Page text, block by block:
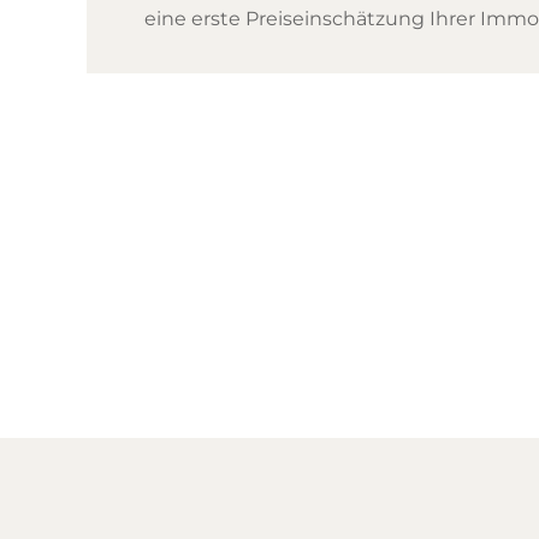
eine erste Preiseinschätzung Ihrer